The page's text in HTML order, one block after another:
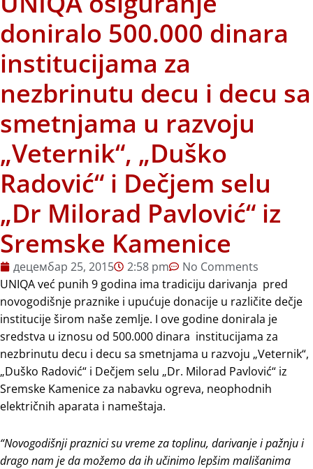
doniralo 500.000 dinara
institucijama za
nezbrinutu decu i decu sa
smetnjama u razvoju
„Veternik“, „Duško
Radović“ i Dečjem selu
„Dr Milorad Pavlović“ iz
Sremske Kamenice
децембар 25, 2015 2:58 pm
No Comments
UNIQA već punih 9 godina ima tradiciju darivanja pred
novogodišnje praznike i upućuje donacije u različite dečje
institucije širom naše zemlje. I ove godine donirala je
sredstva u iznosu od 500.000 dinara institucijama za
nezbrinutu decu i decu sa smetnjama u razvoju „Veternik“,
„Duško Radović“ i Dečjem selu „Dr. Milorad Pavlović“ iz
Sremske Kamenice za nabavku ogreva, neophodnih
električnih aparata i nameštaja.
“Novogodišnji praznici su vreme za toplinu, darivanje i pažnju i
drago nam je da možemo da ih učinimo lepšim mališanima